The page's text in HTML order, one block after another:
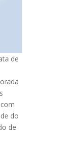
de
do
de